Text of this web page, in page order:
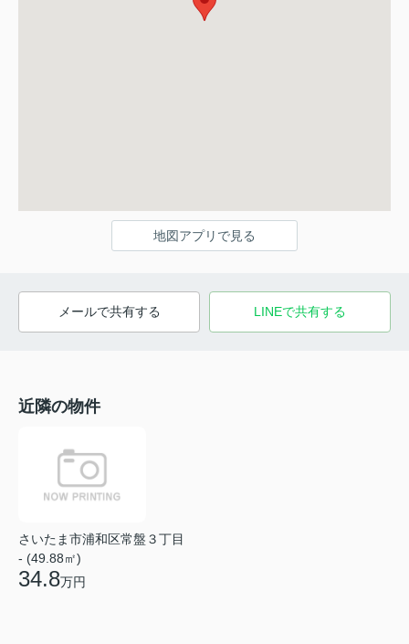
地図アプリで見る
メールで共有する LINEで共有する
近隣の物件
さいたま市浦和区常盤３丁目
- (49.88㎡)
34.8万円